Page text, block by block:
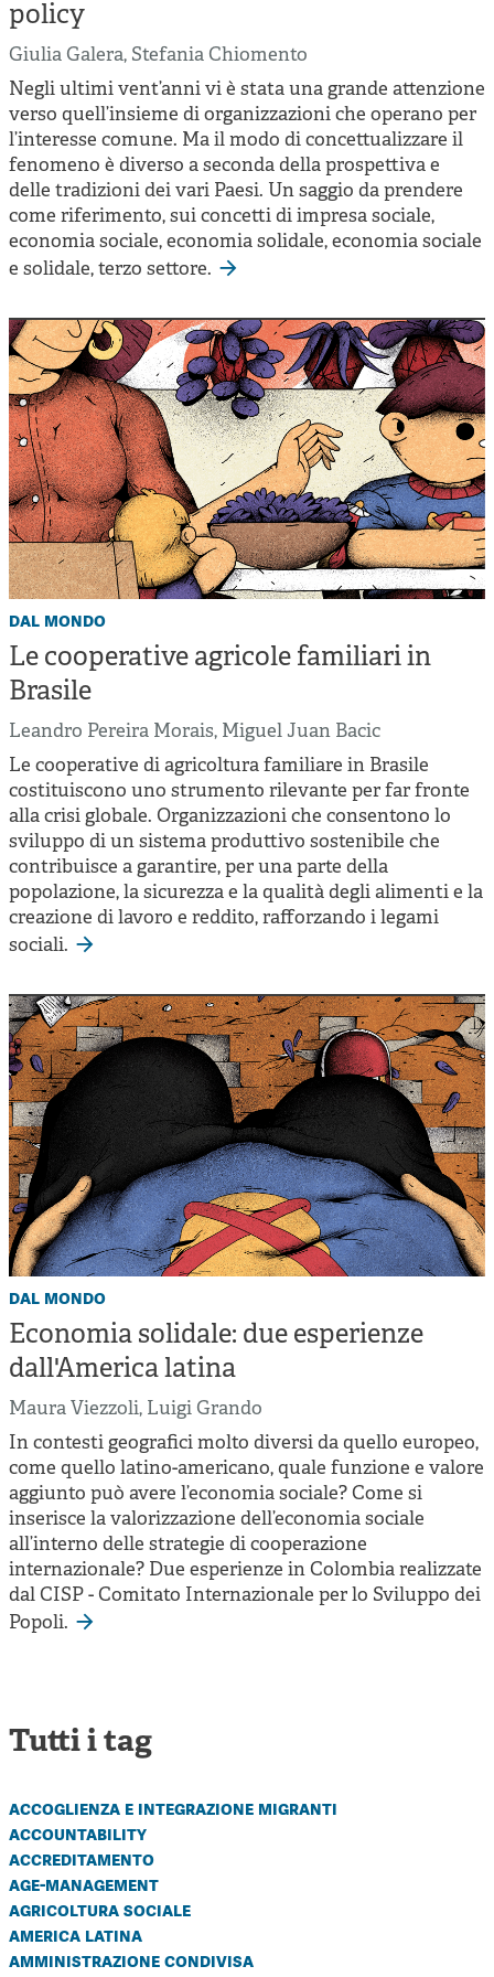
Cooperative di comunità
Impresa sociale e democrazia
Acini di fuoco - Dossier Mezzogiorno
Valutazione e dintorni
policy
Giulia Galera, Stefania Chiomento
Negli ultimi vent’anni vi è stata una grande attenzione
verso quell’insieme di organizzazioni che operano per
l’interesse comune. Ma il modo di concettualizzare il
fenomeno è diverso a seconda della prospettiva e
delle tradizioni dei vari Paesi. Un saggio da prendere
come riferimento, sui concetti di impresa sociale,
economia sociale, economia solidale, economia sociale
e solidale, terzo settore.
dal mondo
Le cooperative agricole familiari in
Brasile
Leandro Pereira Morais, Miguel Juan Bacic
Le cooperative di agricoltura familiare in Brasile
costituiscono uno strumento rilevante per far fronte
alla crisi globale. Organizzazioni che consentono lo
sviluppo di un sistema produttivo sostenibile che
contribuisce a garantire, per una parte della
popolazione, la sicurezza e la qualità degli alimenti e la
creazione di lavoro e reddito, rafforzando i legami
sociali.
dal mondo
Economia solidale: due esperienze
dall'America latina
Maura Viezzoli, Luigi Grando
In contesti geografici molto diversi da quello europeo,
come quello latino-americano, quale funzione e valore
aggiunto può avere l’economia sociale? Come si
inserisce la valorizzazione dell’economia sociale
all’interno delle strategie di cooperazione
internazionale? Due esperienze in Colombia realizzate
dal CISP - Comitato Internazionale per lo Sviluppo dei
Popoli.
Tutti i tag
accoglienza e integrazione migranti
accountability
accreditamento
age-management
agricoltura sociale
america latina
amministrazione condivisa